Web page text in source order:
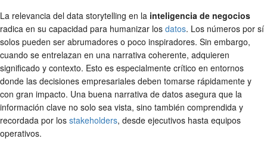
La relevancia del data storytelling en la inteligencia de negocios
radica en su capacidad para humanizar los datos. Los números por sí
solos pueden ser abrumadores o poco inspiradores. Sin embargo,
cuando se entrelazan en una narrativa coherente, adquieren
significado y contexto. Esto es especialmente crítico en entornos
donde las decisiones empresariales deben tomarse rápidamente y
con gran impacto. Una buena narrativa de datos asegura que la
información clave no solo sea vista, sino también comprendida y
recordada por los stakeholders, desde ejecutivos hasta equipos
operativos.